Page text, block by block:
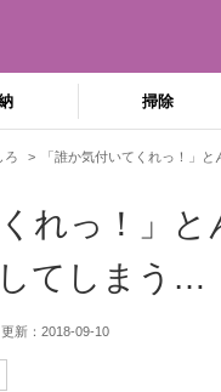
掃除
ろ 「誰か気付いてくれっ！」
れっ！」
てしまう…
新： 2018-09-10